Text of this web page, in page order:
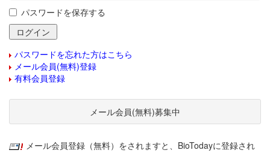
パスワードを保存する
パスワードを忘れた方はこちら
メール会員(無料)登録
有料会員登録
メール会員(無料)募集中
メール会員登録（無料）をされますと、BioTodayに登録され